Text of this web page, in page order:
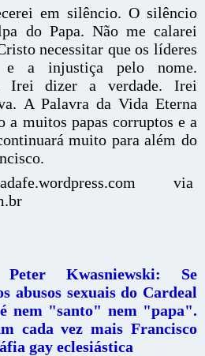
em silêncio. O silêncio
do Papa. Não me calarei
necessitar que os líderes
e a injustiça pelo nome.
Irei dizer a verdade. Irei
A Palavra da Vida Eterna
a muitos papas corruptos e a
muito para além do
via
Kwasniewski: Se
abusos sexuais do Cardeal
nem "santo" nem "papa".
cada vez mais Francisco
gay eclesiástica